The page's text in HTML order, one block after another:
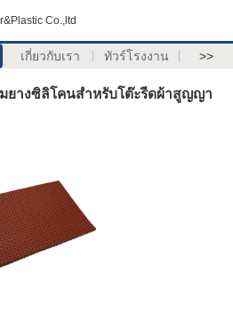
Co.,ltd
เกี่ยวกับเรา ทัวร์โรงงาน >>
างซิลิโคนสำหรับโต๊ะรีดผ้าสูญญา